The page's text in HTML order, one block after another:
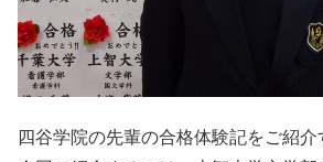
四谷学院の先輩の合格体験記をご紹介